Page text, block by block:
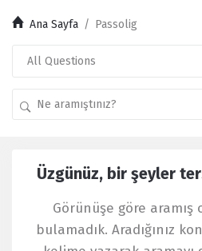
Ana Sayfa / Passolig
Kullanıcı
Yorumları
Latest
Şikayet
Üzgünüz, bir şeyler
Görünüşe göre aramış
bulamadık. Aradığınız